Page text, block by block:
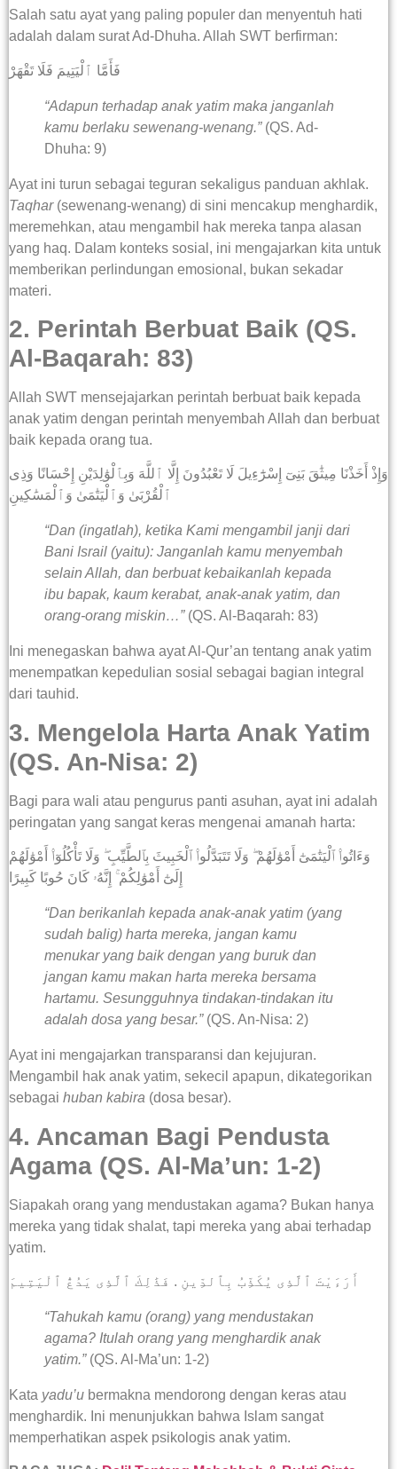
Salah satu ayat yang paling populer dan menyentuh hati
adalah dalam surat Ad-Dhuha. Allah SWT berfirman:
فَأَمَّا ٱلْيَتِيمَ فَلَا تَقْهَرْ
“Adapun terhadap anak yatim maka janganlah
kamu berlaku sewenang-wenang.”(QS. Ad-
Dhuha: 9)
Ayat ini turun sebagai teguran sekaligus panduan akhlak.
Taqhar(sewenang-wenang) di sini mencakup menghardik,
meremehkan, atau mengambil hak mereka tanpa alasan
yang haq. Dalam konteks sosial, ini mengajarkan kita untuk
memberikan perlindungan emosional, bukan sekadar
materi.
2. Perintah Berbuat Baik (QS.
Al-Baqarah: 83)
Allah SWT mensejajarkan perintah berbuat baik kepada
anak yatim dengan perintah menyembah Allah dan berbuat
baik kepada orang tua.
وَإِذْ أَخَذْنَا مِيثَٰقَ بَنِىٓ إِسْرَٰٓءِيلَ لَا تَعْبُدُونَ إِلَّا ٱللَّهَ وَبِٱلْوَٰلِدَيْنِ إِحْسَانًا وَذِى
ٱلْقُرْبَىٰ وَٱلْيَتَٰمَىٰ وَٱلْمَسَٰكِينِ
“Dan (ingatlah), ketika Kami mengambil janji dari
Bani Israil (yaitu): Janganlah kamu menyembah
selain Allah, dan berbuat kebaikanlah kepada
ibu bapak, kaum kerabat, anak-anak yatim, dan
orang-orang miskin…”(QS. Al-Baqarah: 83)
Ini menegaskan bahwa ayat Al-Qur’an tentang anak yatim
menempatkan kepedulian sosial sebagai bagian integral
dari tauhid.
3. Mengelola Harta Anak Yatim
(QS. An-Nisa: 2)
Bagi para wali atau pengurus panti asuhan, ayat ini adalah
peringatan yang sangat keras mengenai amanah harta:
وَءَاتُوا۟ ٱلْيَتَٰمَىٰٓ أَمْوَٰلَهُمْ ۖ وَلَا تَتَبَدَّلُوا۟ ٱلْخَبِيثَ بِٱلطَّيِّبِ ۖ وَلَا تَأْكُلُوٓا۟ أَمْوَٰلَهُمْ
إِلَىٰٓ أَمْوَٰلِكُمْ ۚ إِنَّهُۥ كَانَ حُوبًا كَبِيرًا
“Dan berikanlah kepada anak-anak yatim (yang
sudah balig) harta mereka, jangan kamu
menukar yang baik dengan yang buruk dan
jangan kamu makan harta mereka bersama
hartamu. Sesungguhnya tindakan-tindakan itu
adalah dosa yang besar.”(QS. An-Nisa: 2)
Ayat ini mengajarkan transparansi dan kejujuran.
Mengambil hak anak yatim, sekecil apapun, dikategorikan
sebagai huban kabira (dosa besar).
4. Ancaman Bagi Pendusta
Agama (QS. Al-Ma’un: 1-2)
Siapakah orang yang mendustakan agama? Bukan hanya
mereka yang tidak shalat, tapi mereka yang abai terhadap
yatim.
أَرَءَيْتَ ٱلَّذِى يُكَذِّبُ بِٱلدِّينِ . فَذَٰلِكَ ٱلَّذِى يَدُعُّ ٱلْيَتِيمَ
“Tahukah kamu (orang) yang mendustakan
agama? Itulah orang yang menghardik anak
yatim.”(QS. Al-Ma’un: 1-2)
Kata yadu’u bermakna mendorong dengan keras atau
menghardik. Ini menunjukkan bahwa Islam sangat
memperhatikan aspek psikologis anak yatim.